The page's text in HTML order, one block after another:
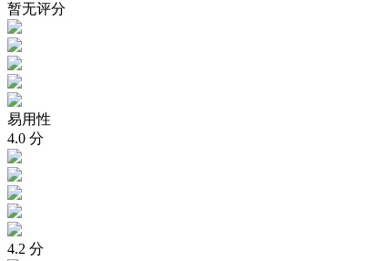
暂无评分
易用性
4.0 分
4.2 分